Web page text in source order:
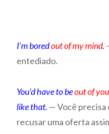
I’m boredout of my mind.
entediado.
You’d have to beout of
like that. — Você precisa
recusar uma oferta